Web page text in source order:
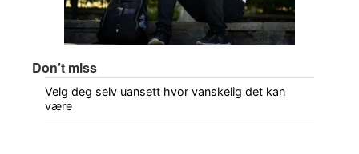
Don’t miss
Velg deg selv uansett hvor vanskelig det kan
være